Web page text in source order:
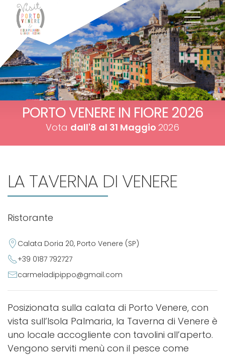
PORTO VENERE IN FIORE 2026
Vota dall'8 al 31 Maggio 2026
LA TAVERNA DI VENERE
Ristorante
Calata Doria 20, Porto Venere (SP)
+39 0187 792727
carmeladipippo@gmail.com
Posizionata sulla calata di Porto Venere, con
vista sull’Isola Palmaria, la Taverna di Venere è
uno locale accogliente con tavolini all’aperto.
Vengono serviti menù con il pesce come